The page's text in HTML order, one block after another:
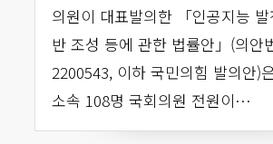
의원이 대표발의한 「인공지능
반 조성 등에 관한 법률안」(의안
2200543, 이하 국민의힘 발의안)
소속 108명 국회의원 전원이…